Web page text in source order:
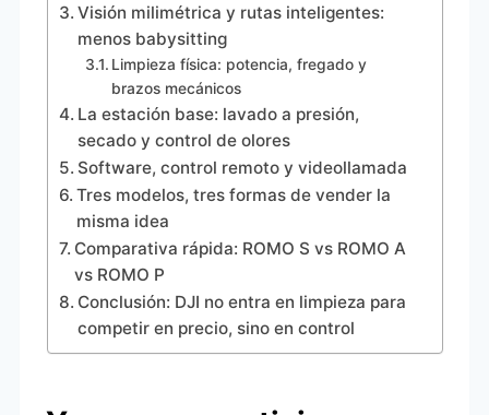
Visión milimétrica y rutas inteligentes:
menos babysitting
Limpieza física: potencia, fregado y
brazos mecánicos
La estación base: lavado a presión,
secado y control de olores
Software, control remoto y videollamada
Tres modelos, tres formas de vender la
misma idea
Comparativa rápida: ROMO S vs ROMO A
vs ROMO P
Conclusión: DJI no entra en limpieza para
competir en precio, sino en control